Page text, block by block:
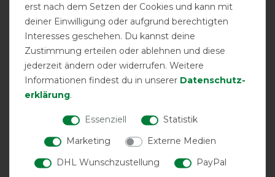
erst nach dem Setzen der Cookies und kann mit
deiner Einwilligung oder aufgrund berechtigten
Interesses geschehen. Du kannst deine
Zustimmung erteilen oder ablehnen und diese
jederzeit ändern oder widerrufen. Weitere
Informationen findest du in unserer Daten­schutz­
erklärung.
Essenziell
Statistik
Marketing
Externe Medien
DHL Wunschzustellung
PayPal